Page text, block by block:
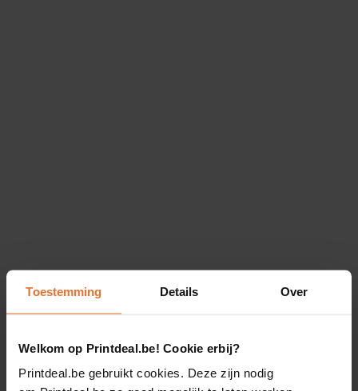
Toestemming Details Over
Welkom op Printdeal.be! Cookie erbij?
Printdeal.be gebruikt cookies. Deze zijn nodig